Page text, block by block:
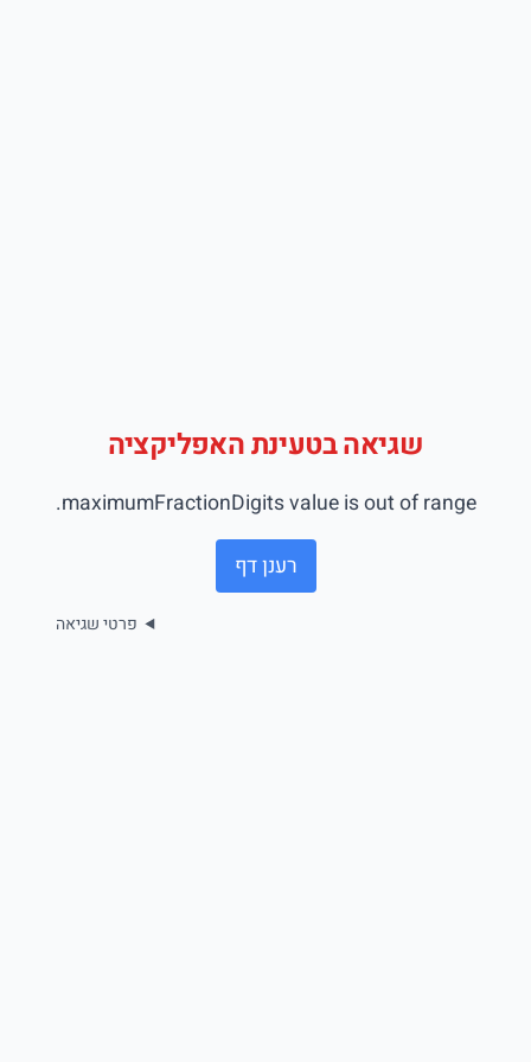
שגיאה בטעינת האפליקציה
maximumFractionDigits value is out of range.
רענן דף
פרטי שגיאה